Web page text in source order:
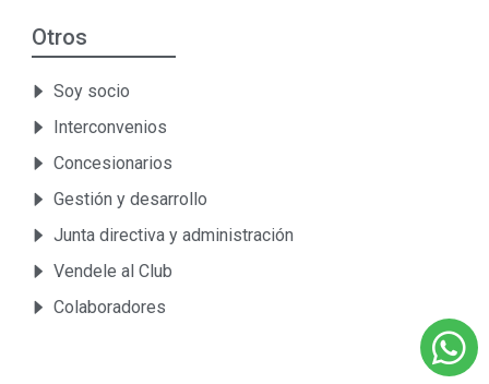
Otros
Soy socio
Interconvenios
Concesionarios
Gestión y desarrollo
Junta directiva y administración
Vendele al Club
Colaboradores